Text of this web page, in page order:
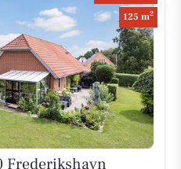
125 m2
Frederikshavn